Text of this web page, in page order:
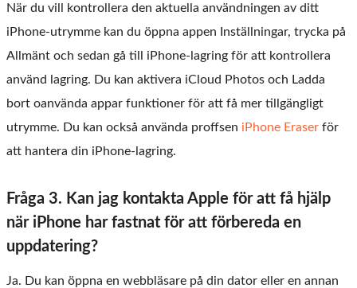
När du vill kontrollera den aktuella användningen av ditt
iPhone-utrymme kan du öppna appen Inställningar, trycka på
Allmänt och sedan gå till iPhone-lagring för att kontrollera
använd lagring. Du kan aktivera iCloud Photos och Ladda
bort oanvända appar funktioner för att få mer tillgängligt
utrymme. Du kan också använda proffsen iPhone Eraser för
att hantera din iPhone-lagring.
Fråga 3. Kan jag kontakta Apple för att få hjälp
när iPhone har fastnat för att förbereda en
uppdatering?
Ja. Du kan öppna en webbläsare på din dator eller en annan